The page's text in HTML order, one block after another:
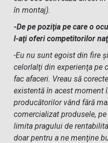
în montaj).
-De pe poziţia pe care o
l-aţi oferi competitorilor
-Eu nu sunt egoist din fire
celorlalţi din experienţa pe
fac afaceri. Vreau să
existentă în acest moment
producătorilor vând fără
comercializat produsele,
limita pragului de
doar pentru a ne menţine